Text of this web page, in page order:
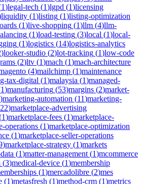
1)legal-tech (1)lgpd (1)licensing
liquidity (1)listing (1)listing-optimization
(1)live-shopping (1)llm (4)llm-
(1)load-testing (3)local (1)local-
(1)logistics (14)logistics-analytics
)looker-studio (2)lot-tracking (1)low-code
(2)ltv (1)mach (1)mach-architecture
(4)mailchimp (1)maintenance
tax-digital (1)malaysia (1)managed-
1)manufacturing (53)margins (2)market-
)marketing-automation (11)marketing-
22)marketplace-advertising
1)marketplace-fees (1)marketplace-
operations (1)marketplace-optimization
(1)marketplace-seller-operations
)marketplace-strategy (1)markets
(1)matter-management (1)mcommerce
(3)medical-device (1)membership
(1)mercadolibre (2)mes
(1)metasfresh (1)method-crm (1)metrics